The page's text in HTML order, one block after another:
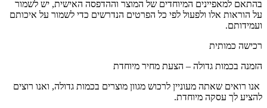
בהתאם למאפיינים המיוחדים של המוצר וההדפסה האישית, יש לשמור
על הוראות אלו ולפעול לפי כל הפרטים הנדרשים כדי לשמור על איכותם
ועמידותם.
רכישה כמותית
הזמנה בכמות גדולה – הצעת מחיר מיוחדת
אנו רואים שאתה מעוניין לרכוש מגוון מוצרים בכמות גדולה, ואנו רוצים
להציע לך עסקה מיוחדת.